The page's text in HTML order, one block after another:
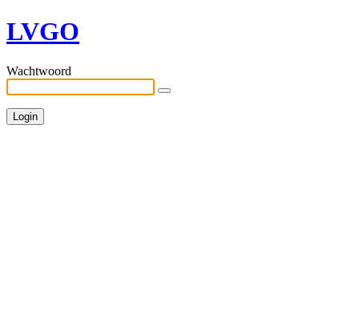
LVGO
Wachtwoord